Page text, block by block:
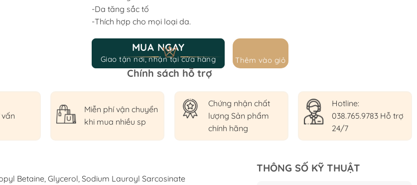
-Da tăng sắc tố
-Thích hợp cho mọi loại da.
MUA NGAY
Giao tận nơi, nhận tại cửa hàng Thêm vào giỏ
Chính sách hỗ trợ
Miễn phí vận chuyển
khi mua nhiều sp
Chứng nhận chất
lượng Sản phẩm
chính hãng
Hotline:
038.765.9783 Hỗ trợ
24/7
Betaine, Glycerol, Sodium Lauroyl Sarcosinate
THÔNG SỐ KỸ THUẬT